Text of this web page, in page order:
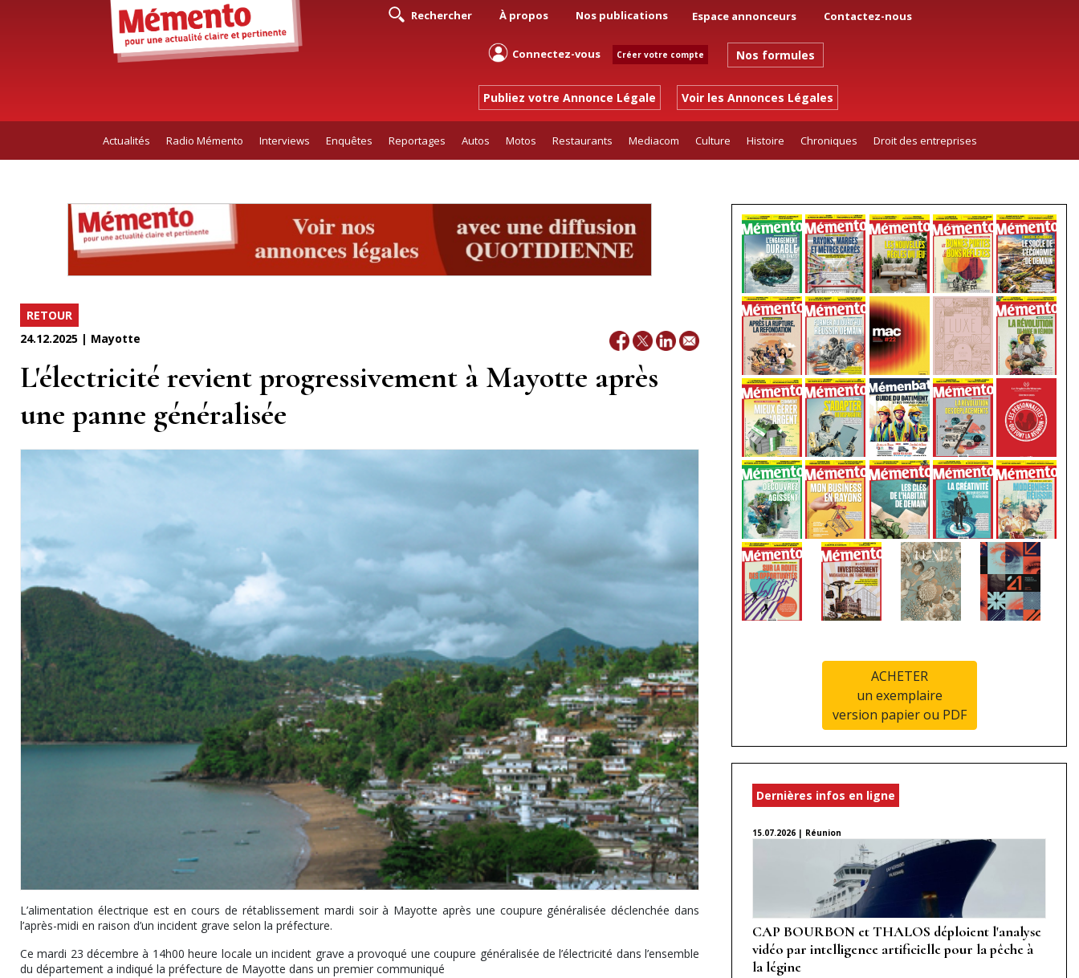
Rechercher À propos Nos publications Espace annonceurs Contactez-nous
Connectez-vous Créer votre compte Nos formules
Publiez votre Annonce Légale Voir les Annonces Légales
Actualités Radio Mémento Interviews Enquêtes Reportages Autos Motos Restaurants Mediacom Culture Histoire Chroniques Droit des entreprises
RETOUR
24.12.2025 | Mayotte
L'électricité revient progressivement à Mayotte après
une panne généralisée
L’alimentation électrique est en cours de rétablissement mardi soir à Mayotte après une coupure généralisée déclenchée dans
l’après-midi en raison d’un incident grave selon la préfecture.
Ce mardi 23 décembre à 14h00 heure locale un incident grave a provoqué une coupure généralisée de l’électricité dans l’ensemble
du département a indiqué la préfecture de Mayotte dans un premier communiqué
ACHETER
un exemplaire
version papier ou PDF
Dernières infos en ligne
15.07.2026 | Réunion
CAP BOURBON et THALOS déploient l'analyse
vidéo par intelligence artificielle pour la pêche à
la légine